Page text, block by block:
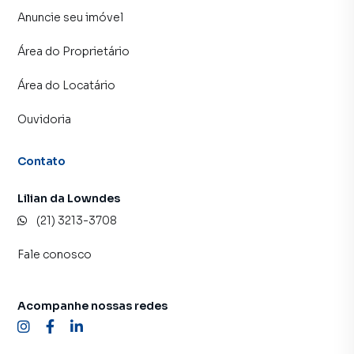
Anuncie seu imóvel
Área do Proprietário
Área do Locatário
Ouvidoria
Contato
Lilian da Lowndes
(21) 3213-3708
Fale conosco
Acompanhe nossas redes